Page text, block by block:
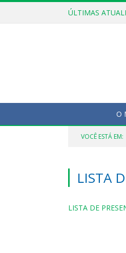
ÚLTIMAS
O
VOCÊ ESTÁ EM:
LISTA
LISTA DE